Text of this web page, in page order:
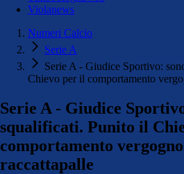
Violanews
Numeri Calcio
Serie A
Serie A - Giudice Sportivo:
Chievo per il comportamento
Serie A - Giudice
squalificati. Punito il
comportamento
raccattapalle